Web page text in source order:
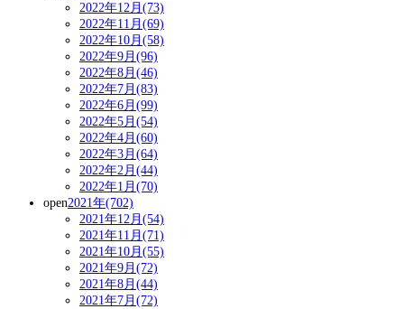
2022年12月(73)
2022年11月(69)
2022年10月(58)
2022年9月(96)
2022年8月(46)
2022年7月(83)
2022年6月(99)
2022年5月(54)
2022年4月(60)
2022年3月(64)
2022年2月(44)
2022年1月(70)
open2021年(702)
2021年12月(54)
2021年11月(71)
2021年10月(55)
2021年9月(72)
2021年8月(44)
2021年7月(72)